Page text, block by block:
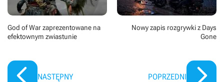
God of War zaprezentowane na
efektownym zwiastunie
NASTĘPNY
Nowy zapis rozgrywki z Days
Gone
POPRZEDNI